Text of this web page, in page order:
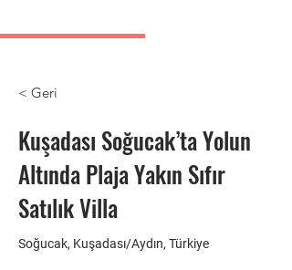
< Geri
Kuşadası Soğucak’ta Yolun
Altında Plaja Yakın Sıfır
Satılık Villa
Soğucak, Kuşadası/Aydın, Türkiye